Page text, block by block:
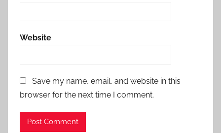
Website
Save my name, email, and website in this
browser for the next time I comment.